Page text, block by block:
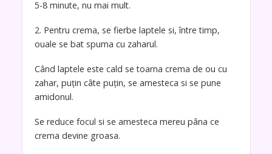
5-8 minute, nu mai mult.
2. Pentru crema, se fierbe laptele si, între timp,
ouale se bat spuma cu zaharul.
Când laptele este cald se toarna crema de ou cu
zahar, puţin câte puţin, se amesteca si se pune
amidonul.
Se reduce focul si se amesteca mereu pâna ce
crema devine groasa.